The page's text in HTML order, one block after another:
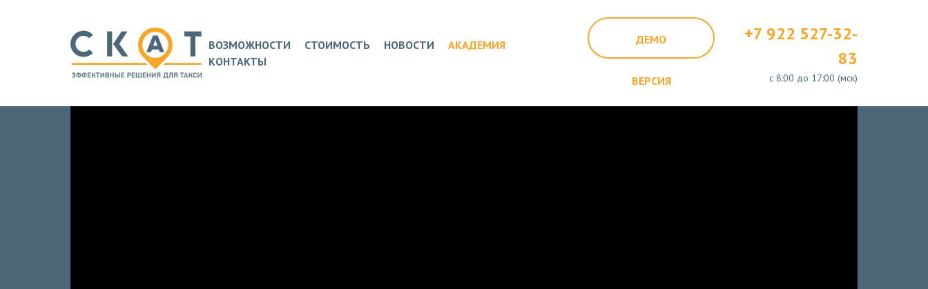
ВОЗМОЖНОСТИ СТОИМОСТЬ НОВОСТИ
АКАДЕМИЯ
КОНТАКТЫ
ДЕМО
ВЕРСИЯ
+7 922 527-32-
83
с 8:00 до 17:00 (мск)